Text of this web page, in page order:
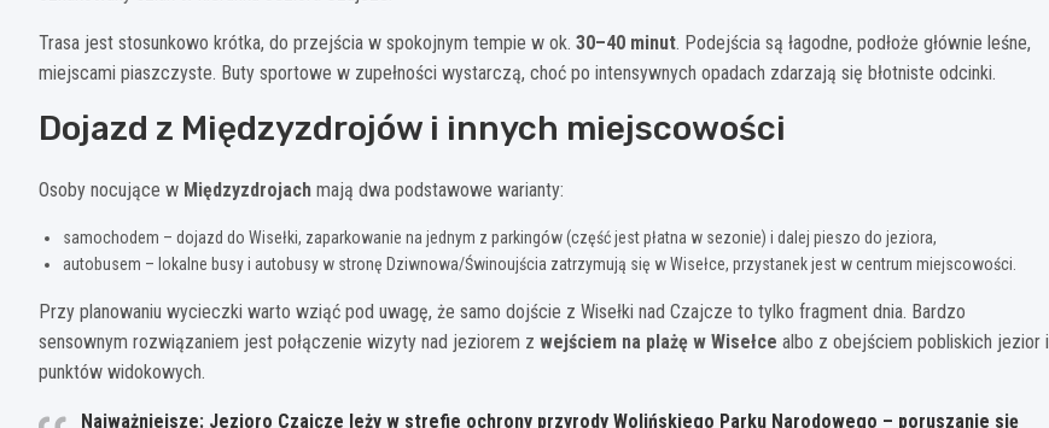
Trasa jest stosunkowo krótka, do przejścia w spokojnym tempie w ok. 30–40 minut. Podejścia są łagodne, podłoże głównie leśne,
miejscami piaszczyste. Buty sportowe w zupełności wystarczą, choć po intensywnych opadach zdarzają się błotniste odcinki.
Dojazd z Międzyzdrojów i innych miejscowości
Osoby nocujące w Międzyzdrojach mają dwa podstawowe warianty:
samochodem – dojazd do Wisełki, zaparkowanie na jednym z parkingów (część jest płatna w sezonie) i dalej pieszo do jeziora,
autobusem – lokalne busy i autobusy w stronę Dziwnowa/Świnoujścia zatrzymują się w Wisełce, przystanek jest w centrum miejscowości.
Przy planowaniu wycieczki warto wziąć pod uwagę, że samo dojście z Wisełki nad Czajcze to tylko fragment dnia. Bardzo
sensownym rozwiązaniem jest połączenie wizyty nad jeziorem z wejściem na plażę w Wisełce albo z obejściem pobliskich jezior i
punktów widokowych.
Najważniejsze: Jezioro Czajcze leży w strefie ochrony przyrody Wolińskiego Parku Narodowego – poruszanie się